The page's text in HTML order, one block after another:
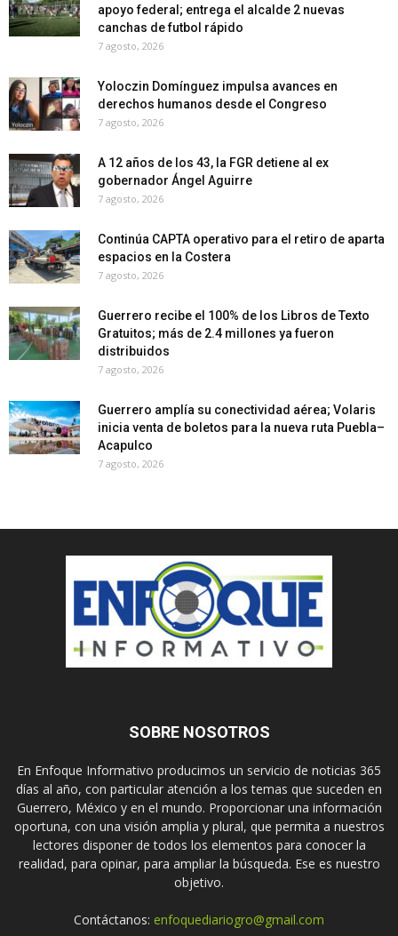
apoyo federal; entrega el alcalde 2 nuevas
canchas de futbol rápido
7 agosto, 2026
Yoloczin Domínguez impulsa avances en
derechos humanos desde el Congreso
7 agosto, 2026
A 12 años de los 43, la FGR detiene al ex
gobernador Ángel Aguirre
7 agosto, 2026
Continúa CAPTA operativo para el retiro de aparta
espacios en la Costera
7 agosto, 2026
Guerrero recibe el 100% de los Libros de Texto
Gratuitos; más de 2.4 millones ya fueron
distribuidos
7 agosto, 2026
Guerrero amplía su conectividad aérea; Volaris
inicia venta de boletos para la nueva ruta Puebla–
Acapulco
7 agosto, 2026
SOBRE NOSOTROS
En Enfoque Informativo producimos un servicio de noticias 365
días al año, con particular atención a los temas que suceden en
Guerrero, México y en el mundo. Proporcionar una información
oportuna, con una visión amplia y plural, que permita a nuestros
lectores disponer de todos los elementos para conocer la
realidad, para opinar, para ampliar la búsqueda. Ese es nuestro
objetivo.
Contáctanos: enfoquediariogro@gmail.com